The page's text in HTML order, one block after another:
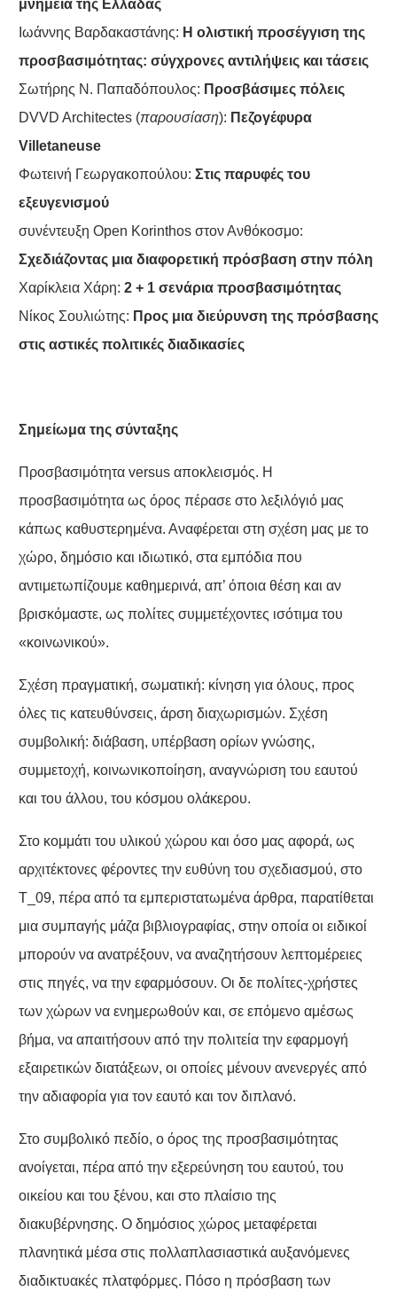
μνημεία της Ελλάδας
Ιωάννης Βαρδακαστάνης: Η ολιστική προσέγγιση της
προσβασιμότητας: σύγχρονες αντιλήψεις και τάσεις
Σωτήρης N. Παπαδόπουλος: Προσβάσιμες πόλεις
DVVD Architectes (παρουσίαση): Πεζογέφυρα
Villetaneuse
Φωτεινή Γεωργακοπούλου: Στις παρυφές του
εξευγενισμού
συνέντευξη Open Korinthos στον Ανθόκοσμο:
Σχεδιάζοντας μια διαφορετική πρόσβαση στην πόλη
Χαρίκλεια Χάρη: 2 + 1 σενάρια προσβασιμότητας
Νίκος Σουλιώτης: Προς μια διεύρυνση της πρόσβασης
στις αστικές πολιτικές διαδικασίες
Σημείωμα της σύνταξης
Προσβασιμότητα versus αποκλεισμός. Η
προσβασιμότητα ως όρος πέρασε στο λεξιλόγιό μας
κάπως καθυστερημένα. Αναφέρεται στη σχέση μας με το
χώρο, δημόσιο και ιδιωτικό, στα εμπόδια που
αντιμετωπίζουμε καθημερινά, απ’ όποια θέση και αν
βρισκόμαστε, ως πολίτες συμμετέχοντες ισότιμα του
«κοινωνικού».
Σχέση πραγματική, σωματική: κίνηση για όλους, προς
όλες τις κατευθύνσεις, άρση διαχωρισμών. Σχέση
συμβολική: διάβαση, υπέρβαση ορίων γνώσης,
συμμετοχή, κοινωνικοποίηση, αναγνώριση του εαυτού
και του άλλου, του κόσμου ολάκερου.
Στο κομμάτι του υλικού χώρου και όσο μας αφορά, ως
αρχιτέκτονες φέροντες την ευθύνη του σχεδιασμού, στο
Τ_09, πέρα από τα εμπεριστατωμένα άρθρα, παρατίθεται
μια συμπαγής μάζα βιβλιογραφίας, στην οποία οι ειδικοί
μπορούν να ανατρέξουν, να αναζητήσουν λεπτομέρειες
στις πηγές, να την εφαρμόσουν. Οι δε πολίτες-χρήστες
των χώρων να ενημερωθούν και, σε επόμενο αμέσως
βήμα, να απαιτήσουν από την πολιτεία την εφαρμογή
εξαιρετικών διατάξεων, οι οποίες μένουν ανενεργές από
την αδιαφορία για τον εαυτό και τον διπλανό.
Στο συμβολικό πεδίο, ο όρος της προσβασιμότητας
ανοίγεται, πέρα από την εξερεύνηση του εαυτού, του
οικείου και του ξένου, και στο πλαίσιο της
διακυβέρνησης. Ο δημόσιος χώρος μεταφέρεται
πλανητικά μέσα στις πολλαπλασιαστικά αυξανόμενες
διαδικτυακές πλατφόρμες. Πόσο η πρόσβαση των